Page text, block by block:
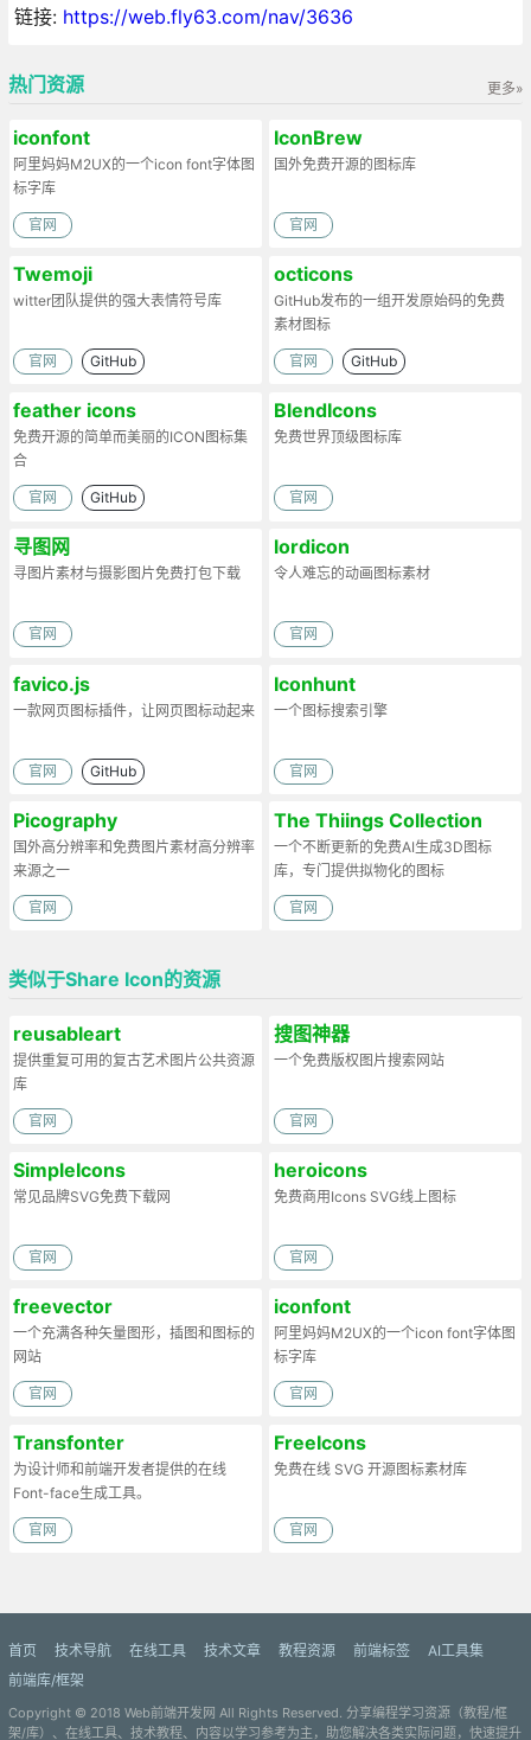
链接: https://web.fly63.com/nav/3636
更多»
热门资源
iconfont
阿里妈妈M2UX的一个icon font字体图
标字库
官网
IconBrew
国外免费开源的图标库
官网
Twemoji
witter团队提供的强大表情符号库
官网 GitHub
octicons
GitHub发布的一组开发原始码的免费
素材图标
官网 GitHub
feather icons
免费开源的简单而美丽的ICON图标集
合
官网 GitHub
BlendIcons
免费世界顶级图标库
官网
寻图网
寻图片素材与摄影图片免费打包下载
官网
lordicon
令人难忘的动画图标素材
官网
favico.js
一款网页图标插件，让网页图标动起来
官网 GitHub
Iconhunt
一个图标搜索引擎
官网
Picography
国外高分辨率和免费图片素材高分辨率
来源之一
官网
The Thiings Collection
一个不断更新的免费AI生成3D图标
库，专门提供拟物化的图标
官网
类似于Share Icon的资源
reusableart
提供重复可用的复古艺术图片公共资源
库
官网
搜图神器
一个免费版权图片搜索网站
官网
SimpleIcons
常见品牌SVG免费下载网
官网
heroicons
免费商用Icons SVG线上图标
官网
freevector
一个充满各种矢量图形，插图和图标的
网站
官网
iconfont
阿里妈妈M2UX的一个icon font字体图
标字库
官网
Transfonter
为设计师和前端开发者提供的在线
Font-face生成工具。
官网
FreeIcons
免费在线 SVG 开源图标素材库
官网
首页 技术导航 在线工具 技术文章 教程资源 前端标签
AI工具集
前端库/框架